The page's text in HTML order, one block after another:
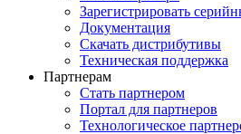
Зарегистрировать
Документация
Скачать дистрибутивы
Техническая поддержка
Партнерам
Стать партнером
Портал для партнеров
Технологическое